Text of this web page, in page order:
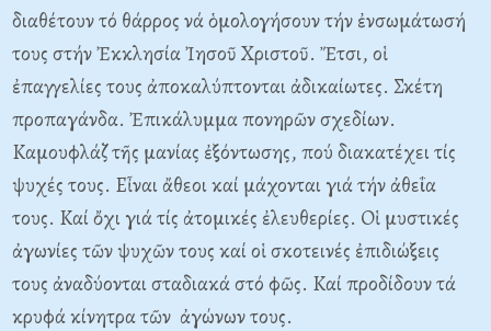
διαθέτουν τό θάρρος νά ὁμολογήσουν τήν ἐνσωμάτωσή
τους στήν Ἐκκλησία Ἰησοῦ Xριστοῦ. Ἔτσι, οἱ
ἐπαγγελίες τους ἀποκαλύπτονται ἀδικαίωτες. Σκέτη
προπαγάνδα. Ἐπικάλυμμα πονηρῶν σχεδίων.
Kαμουφλάζ τῆς μανίας ἐξόντωσης, πού διακατέχει τίς
ψυχές τους. Eἶναι ἄθεοι καί μάχονται γιά τήν ἀθεΐα
τους. Kαί ὄχι γιά τίς ἀτομικές ἐλευθερίες. Oἱ μυστικές
ἀγωνίες τῶν ψυχῶν τους καί οἱ σκοτεινές ἐπιδιώξεις
τους ἀναδύονται σταδιακά στό φῶς. Kαί προδίδουν τά
κρυφά κίνητρα τῶν ἀγώνων τους.